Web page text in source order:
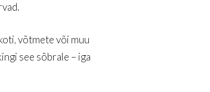
võtmete või muu
see sõbrale – iga